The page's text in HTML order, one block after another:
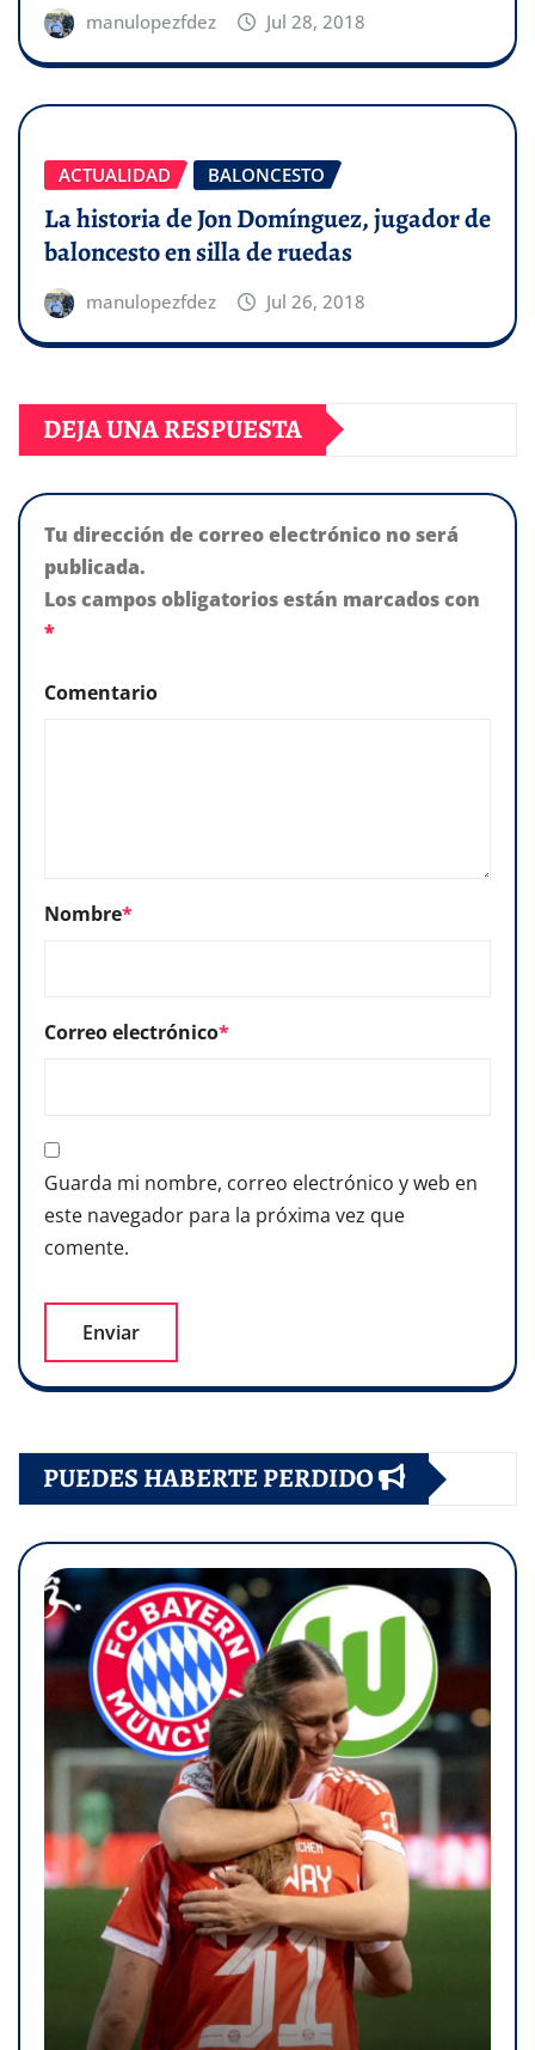
manulopezfdez Jul 28, 2018
ACTUALIDAD BALONCESTO
La historia de Jon Domínguez, jugador de
baloncesto en silla de ruedas
manulopezfdez Jul 26, 2018
DEJA UNA RESPUESTA
Tu dirección de correo electrónico no será
publicada.
Los campos obligatorios están marcados con
*
Comentario
Nombre*
Correo electrónico*
Guarda mi nombre, correo electrónico y web en
este navegador para la próxima vez que
comente.
PUEDES HABERTE PERDIDO